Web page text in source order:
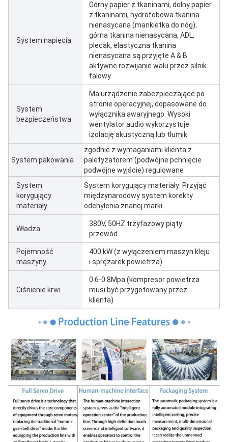
System napięcia
Górny papier z tkaninami, dolny papier
z tkaninami, hydrofobowa tkanina
nienasycana (mankietka do nóg),
górna tkanina nienasycana, ADL,
plecak, elastyczna tkanina
nienasycana są przyjęte A & B
aktywne rozwijanie wału przez silnik
falowy.
System
bezpieczeństwa
Ma urządzenie zabezpieczające po
stronie operacyjnej, dopasowane do
wyłącznika awaryjnego. Wysoki
wentylator audio wykorzystuje
izolację akustyczną lub tłumik.
System pakowania
zgodnie z wymaganiami klienta z
paletyzatorem (podwójne pchnięcie
podwójne wyjście) regulowane
System
korygujący
materiały
System korygujący materiały: Przyjąć
międzynarodowy system korekty
odchylenia znanej marki
Władza
380V, 50HZ trzyfazowy piąty
przewód
Pojemność
maszyny
400 kW (z wyłączeniem maszyn kleju
i sprężarek powietrza)
Ciśnienie krwi
0.6-0.8Mpa (kompresor powietrza
musi być przygotowany przez
klienta)